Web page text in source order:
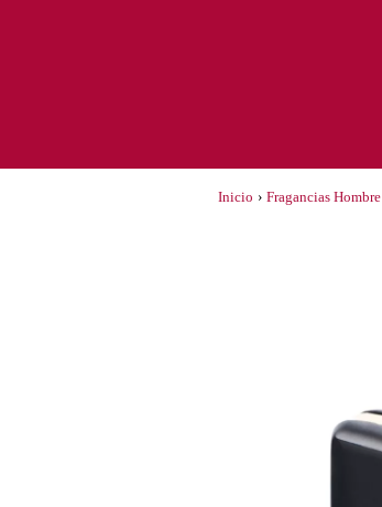
Inicio › Fragancias Hombre